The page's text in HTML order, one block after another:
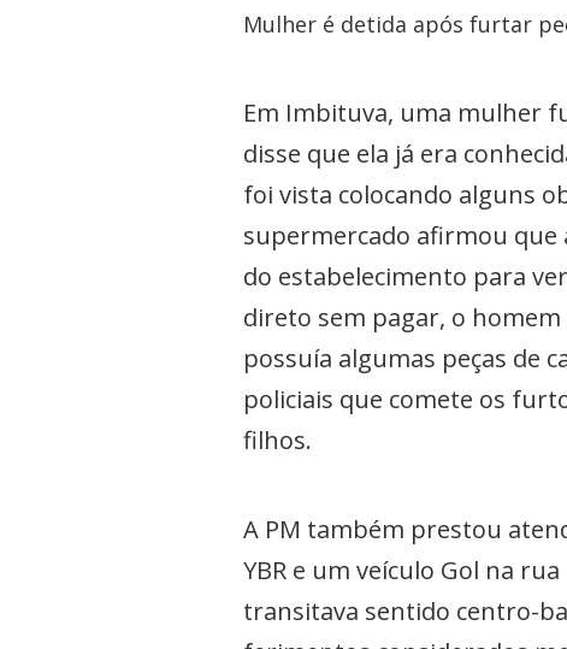
Mulher é detida após furtar
Em Imbituva, uma mulher
disse que ela já era
foi vista colocando alguns
supermercado afirmou que
do estabelecimento para
direto sem pagar, o
possuía algumas peças de
policiais que comete os
filhos.
A PM também prestou
YBR e um veículo Gol na
transitava sentido centro-